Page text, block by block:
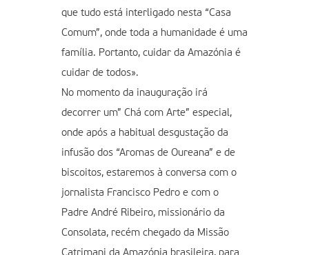
que tudo está interligado nesta “Casa
Comum”, onde toda a humanidade é uma
família. Portanto, cuidar da Amazónia é
cuidar de todos».
No momento da inauguração irá
decorrer um” Chá com Arte” especial,
onde após a habitual desgustação da
infusão dos “Aromas de Oureana” e de
biscoitos, estaremos à conversa com o
jornalista Francisco Pedro e com o
Padre André Ribeiro, missionário da
Consolata, recém chegado da Missão
Catrimani da Amazónia brasileira, para